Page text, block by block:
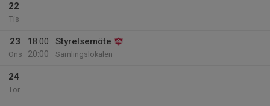
22
Tis
23
Ons
18:00
20:00
Styrelsemöte
Samlingslokalen
24
Tor